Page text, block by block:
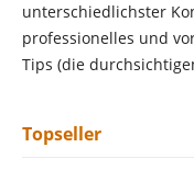
unterschiedlichster
professionelles und
Tips (die
Topseller